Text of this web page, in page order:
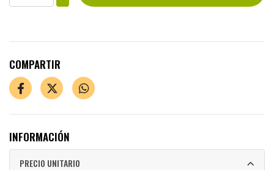
COMPARTIR
INFORMACIÓN
PRECIO UNITARIO